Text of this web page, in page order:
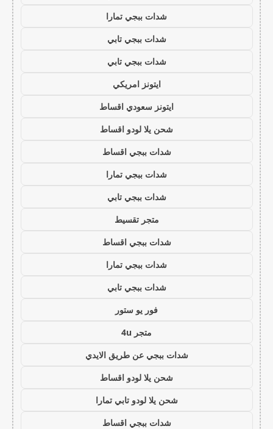
شدات ببجي تمارا
شدات ببجي تابي
شدات ببجي تابي
ايتونز امريكي
ايتونز سعودي اقساط
شحن يلا لودو اقساط
شدات ببجي اقساط
شدات ببجي تمارا
شدات ببجي تابي
متجر تقسيط
شدات ببجي اقساط
شدات ببجي تمارا
شدات ببجي تابي
فور يو ستور
متجر 4u
شدات ببجي عن طريق الايدي
شحن يلا لودو اقساط
شحن يلا لودو تابي تمارا
شدات ببجي اقساط